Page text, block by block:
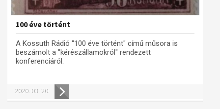
100 éve történt
A Kossuth Rádió "100 éve történt" című műsora is
beszámolt a "kérészállamokról" rendezett
konferenciáról.
2020. 03. 20.